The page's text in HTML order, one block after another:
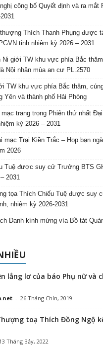
công bố Quyết định và ra mắt
thượng Thích Thanh Phụng được
tỉnh nhiệm kỳ 2026 – 2031
Ni giới TW khu vực phía Bắc
Nội nhân mùa an cư PL.2570
TW khu vực phía Bắc thăm,
Yên và thành phố Hải Phòng
mạc trang trọng Phiên thứ nhất
kỳ 2026 – 2031
mạc Trại Kiền Trắc – Họp bạn
2026
Tuệ được suy cử Trưởng BTS
2031
tọa Thích Chiếu Tuệ được suy
nhiệm kỳ 2026-2031
Danh kính mừng vía Bồ tát
lẳng lơ của báo Phụ nữ và
- 26 Tháng Chín, 2019
toạ Thích Đồng Ngộ
13 Tháng Bảy, 2022